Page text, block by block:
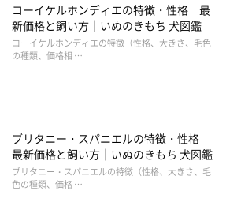
コーイケルホンディエの特徴・性格 最
新価格と飼い方｜いぬのきもち 犬図鑑
コーイケルホンディエの特徴（性格、大きさ、毛色
の種類、価格相 …
ブリタニー・スパニエルの特徴・性格
最新価格と飼い方｜いぬのきもち 犬図鑑
ブリタニー・スパニエルの特徴（性格、大きさ、毛
色の種類、価格 …